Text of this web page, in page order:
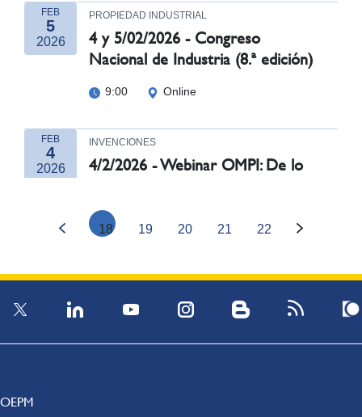
FEB
5
2026
PROPIEDAD INDUSTRIAL
4 y 5/02/2026 - Congreso
Nacional de Industria (8.ª edición)
9:00 Online
FEB
4
2026
INVENCIONES
4/2/2026 - Webinar OMPI: De lo
y cómo utilizar el Sistema de La
Haya
18 19 20 21 22
OEPM